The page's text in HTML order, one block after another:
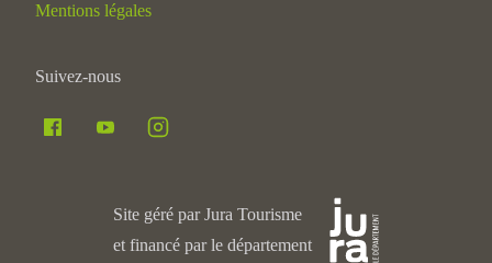
Mentions légales
Suivez-nous
Site géré par Jura Tourisme
et financé par le département